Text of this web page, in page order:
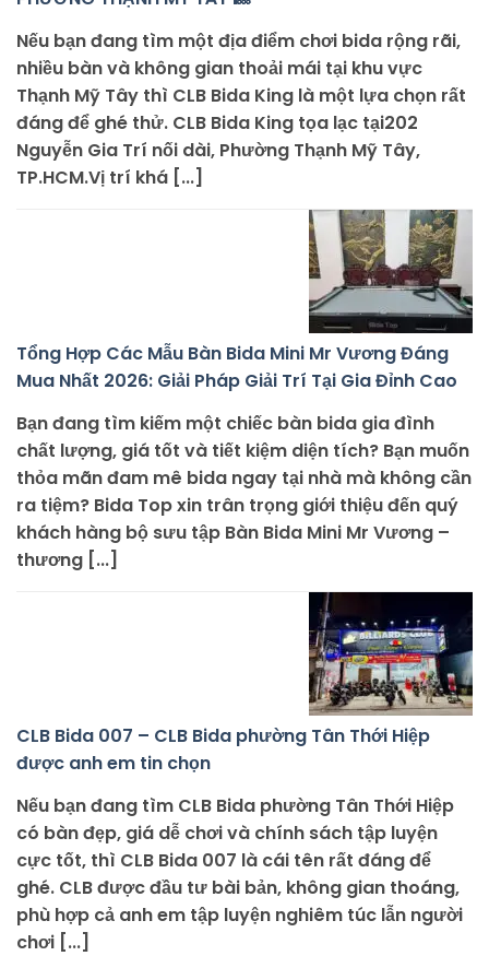
Nếu bạn đang tìm một địa điểm chơi bida rộng rãi,
nhiều bàn và không gian thoải mái tại khu vực
Thạnh Mỹ Tây thì CLB Bida King là một lựa chọn rất
đáng để ghé thử. CLB Bida King tọa lạc tại202
Nguyễn Gia Trí nối dài, Phường Thạnh Mỹ Tây,
TP.HCM.Vị trí khá [...]
Tổng Hợp Các Mẫu Bàn Bida Mini Mr Vương Đáng
Mua Nhất 2026: Giải Pháp Giải Trí Tại Gia Đỉnh Cao
Bạn đang tìm kiếm một chiếc bàn bida gia đình
chất lượng, giá tốt và tiết kiệm diện tích? Bạn muốn
thỏa mãn đam mê bida ngay tại nhà mà không cần
ra tiệm? Bida Top xin trân trọng giới thiệu đến quý
khách hàng bộ sưu tập Bàn Bida Mini Mr Vương –
thương [...]
CLB Bida 007 – CLB Bida phường Tân Thới Hiệp
được anh em tin chọn
Nếu bạn đang tìm CLB Bida phường Tân Thới Hiệp
có bàn đẹp, giá dễ chơi và chính sách tập luyện
cực tốt, thì CLB Bida 007 là cái tên rất đáng để
ghé. CLB được đầu tư bài bản, không gian thoáng,
phù hợp cả anh em tập luyện nghiêm túc lẫn người
chơi [...]